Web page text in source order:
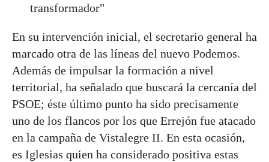
transformador"
En su intervención inicial, el secretario general ha
marcado otra de las líneas del nuevo Podemos.
Además de impulsar la formación a nivel
territorial, ha señalado que buscará la cercanía del
PSOE; éste último punto ha sido precisamente
uno de los flancos por los que Errejón fue atacado
en la campaña de Vistalegre II. En esta ocasión,
es Iglesias quien ha considerado positiva estas